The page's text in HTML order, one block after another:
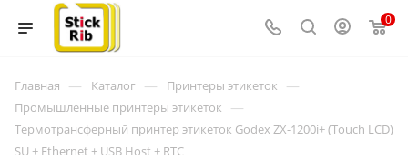
0
Главная — Каталог — Принтеры этикеток —
Промышленные принтеры этикеток —
Термотрансферный принтер этикеток Godex ZX-1200i+ (Touch LCD)
SU + Ethernet + USB Host + RTC